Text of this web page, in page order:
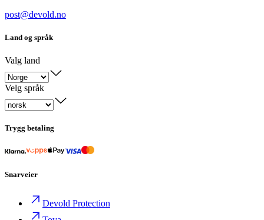
post@devold.no
Land og språk
Valg land
Velg språk
Trygg betaling
Snarveier
Devold Protection